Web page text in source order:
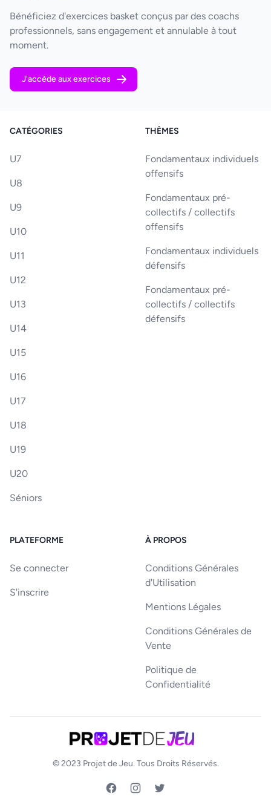
Bénéficiez d'exercices basket conçus par des coachs
professionnels, sans engagement et annulable à tout
moment.
J'accède aux exercices
CATÉGORIES
U7
U8
U9
U10
U11
U12
U13
U14
U15
U16
U17
U18
U19
U20
Séniors
THÈMES
Fondamentaux individuels
offensifs
Fondamentaux pré-
collectifs / collectifs
offensifs
Fondamentaux individuels
défensifs
Fondamentaux pré-
collectifs / collectifs
défensifs
PLATEFORME
Se connecter
S'inscrire
À PROPOS
Conditions Générales
d'Utilisation
Mentions Légales
Conditions Générales de
Vente
Politique de
Confidentialité
© 2023 Projet de Jeu. Tous Droits Réservés.